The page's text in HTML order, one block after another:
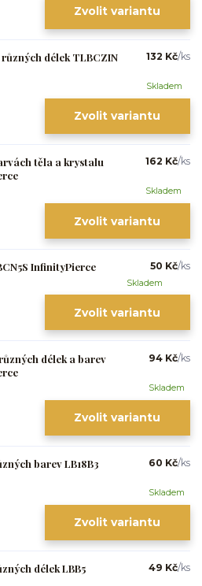
Zvolit variantu
délek TLBCZIN
132 Kč/ks
Skladem
Zvolit variantu
těla a krystalu
162 Kč/ks
Skladem
Zvolit variantu
InfinityPierce 50 Kč/ks
Skladem
Zvolit variantu
délek a barev
94 Kč/ks
Skladem
Zvolit variantu
barev LB18B3
60 Kč/ks
Skladem
Zvolit variantu
délek LBB5
49 Kč/ks